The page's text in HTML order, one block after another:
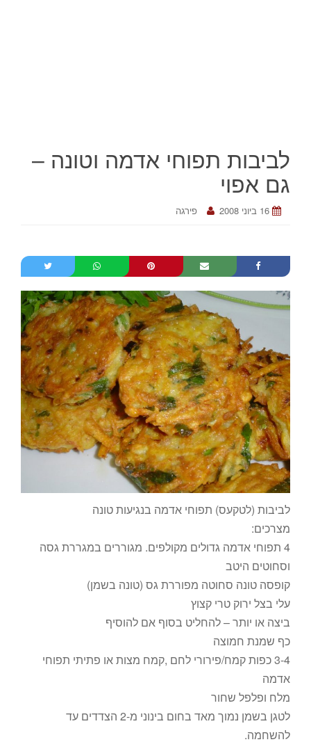
לביבות תפוחי אדמה וטונה –
גם אפוי
16 ביוני 2008 פירגה
לביבות (לטקעס) תפוחי אדמה בנגיעות טונה
מצרכים:
4 תפוחי אדמה גדולים מקולפים. מגוררים במגררת גסה
וסחוטים היטב
קופסה טונה סחוטה מפוררת גס (טונה בשמן)
עלי בצל ירוק טרי קצוץ
ביצה או יותר – להחליט בסוף אם להוסיף
כף שמנת חמוצה
3-4 כפות קמח/פירורי לחם ,קמח מצות או פתיתי תפוחי
אדמה
מלח ופלפל שחור
לטגן בשמן נמוך מאד בחום בינוני מ-2 הצדדים עד
להשחמה.